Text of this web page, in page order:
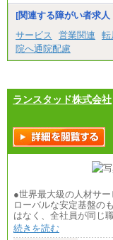
[関連する障がい者求
サービス
営業関連 転
院へ通院配慮
ランスタッド株式会社
●世界最大級の人材
ローバルな安定基盤の
はなく、全社員が同じ
続きを読む